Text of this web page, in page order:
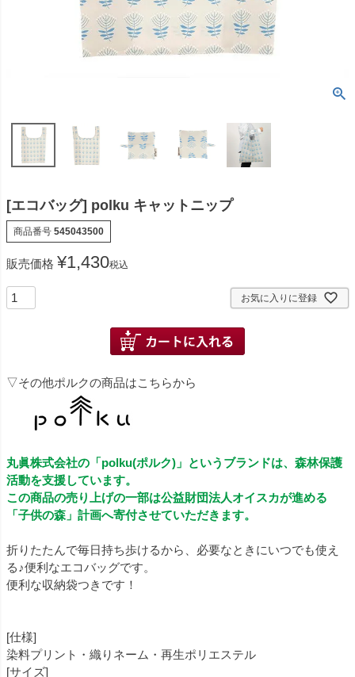
[エコバッグ] polku キャットニップ
商品番号 545043500
販売価格 ¥1,430税込
お気に入りに登録
▽その他ポルクの商品はこちらから
丸眞株式会社の「polku(ポルク)」というブランドは、森林保護
活動を支援しています。
この商品の売り上げの一部は公益財団法人オイスカが進める
「子供の森」計画へ寄付させていただきます。
折りたたんで毎日持ち歩けるから、必要なときにいつでも使え
る♪便利なエコバッグです。
便利な収納袋つきです！
[仕様]
染料プリント・織りネーム・再生ポリエステル
[サイズ]